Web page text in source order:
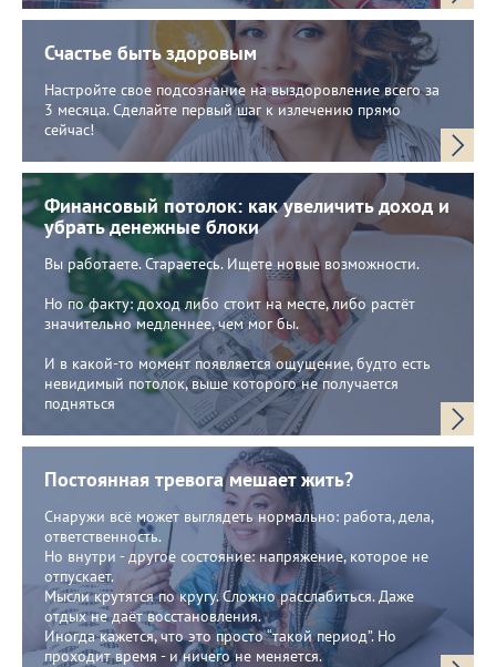
Счастье быть здоровым
Настройте свое подсознание на выздоровление всего за
3 месяца. Сделайте первый шаг к излечению прямо
сейчас!
Финансовый потолок: как увеличить доход и
убрать денежные блоки
Вы работаете. Стараетесь. Ищете новые возможности.
Но по факту: доход либо стоит на месте, либо растёт
значительно медленнее, чем мог бы.
И в какой-то момент появляется ощущение, будто есть
невидимый потолок, выше которого не получается
подняться
Постоянная тревога мешает жить?
Снаружи всё может выглядеть нормально: работа, дела,
ответственность.
Но внутри - другое состояние: напряжение, которое не
отпускает.
Мысли крутятся по кругу. Сложно расслабиться. Даже
отдых не даёт восстановления.
Иногда кажется, что это просто “такой период”. Но
проходит время - и ничего не меняется.